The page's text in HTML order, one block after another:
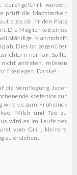
worden.
prüft die Machbarkeit
also, ob ihr den Platz
Die Möglichkeit eines
Mannschaft
ab. Dies ist gegenüber
nur fair. Sollte
antreten, müssen
überlegen. Danke!
die Verpflegung. Jeder
kostenlos zur
wird es zum Frühstück
Milch und Tee zu
wird es im Laufe des
vom Grill, kleinere
zu erstehen.